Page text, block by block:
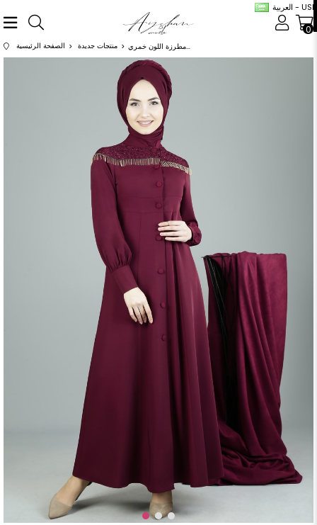
العربية - USD
0
الصفحة الرئيسية منتجات جديدة عباية مطرزة اللون خمري